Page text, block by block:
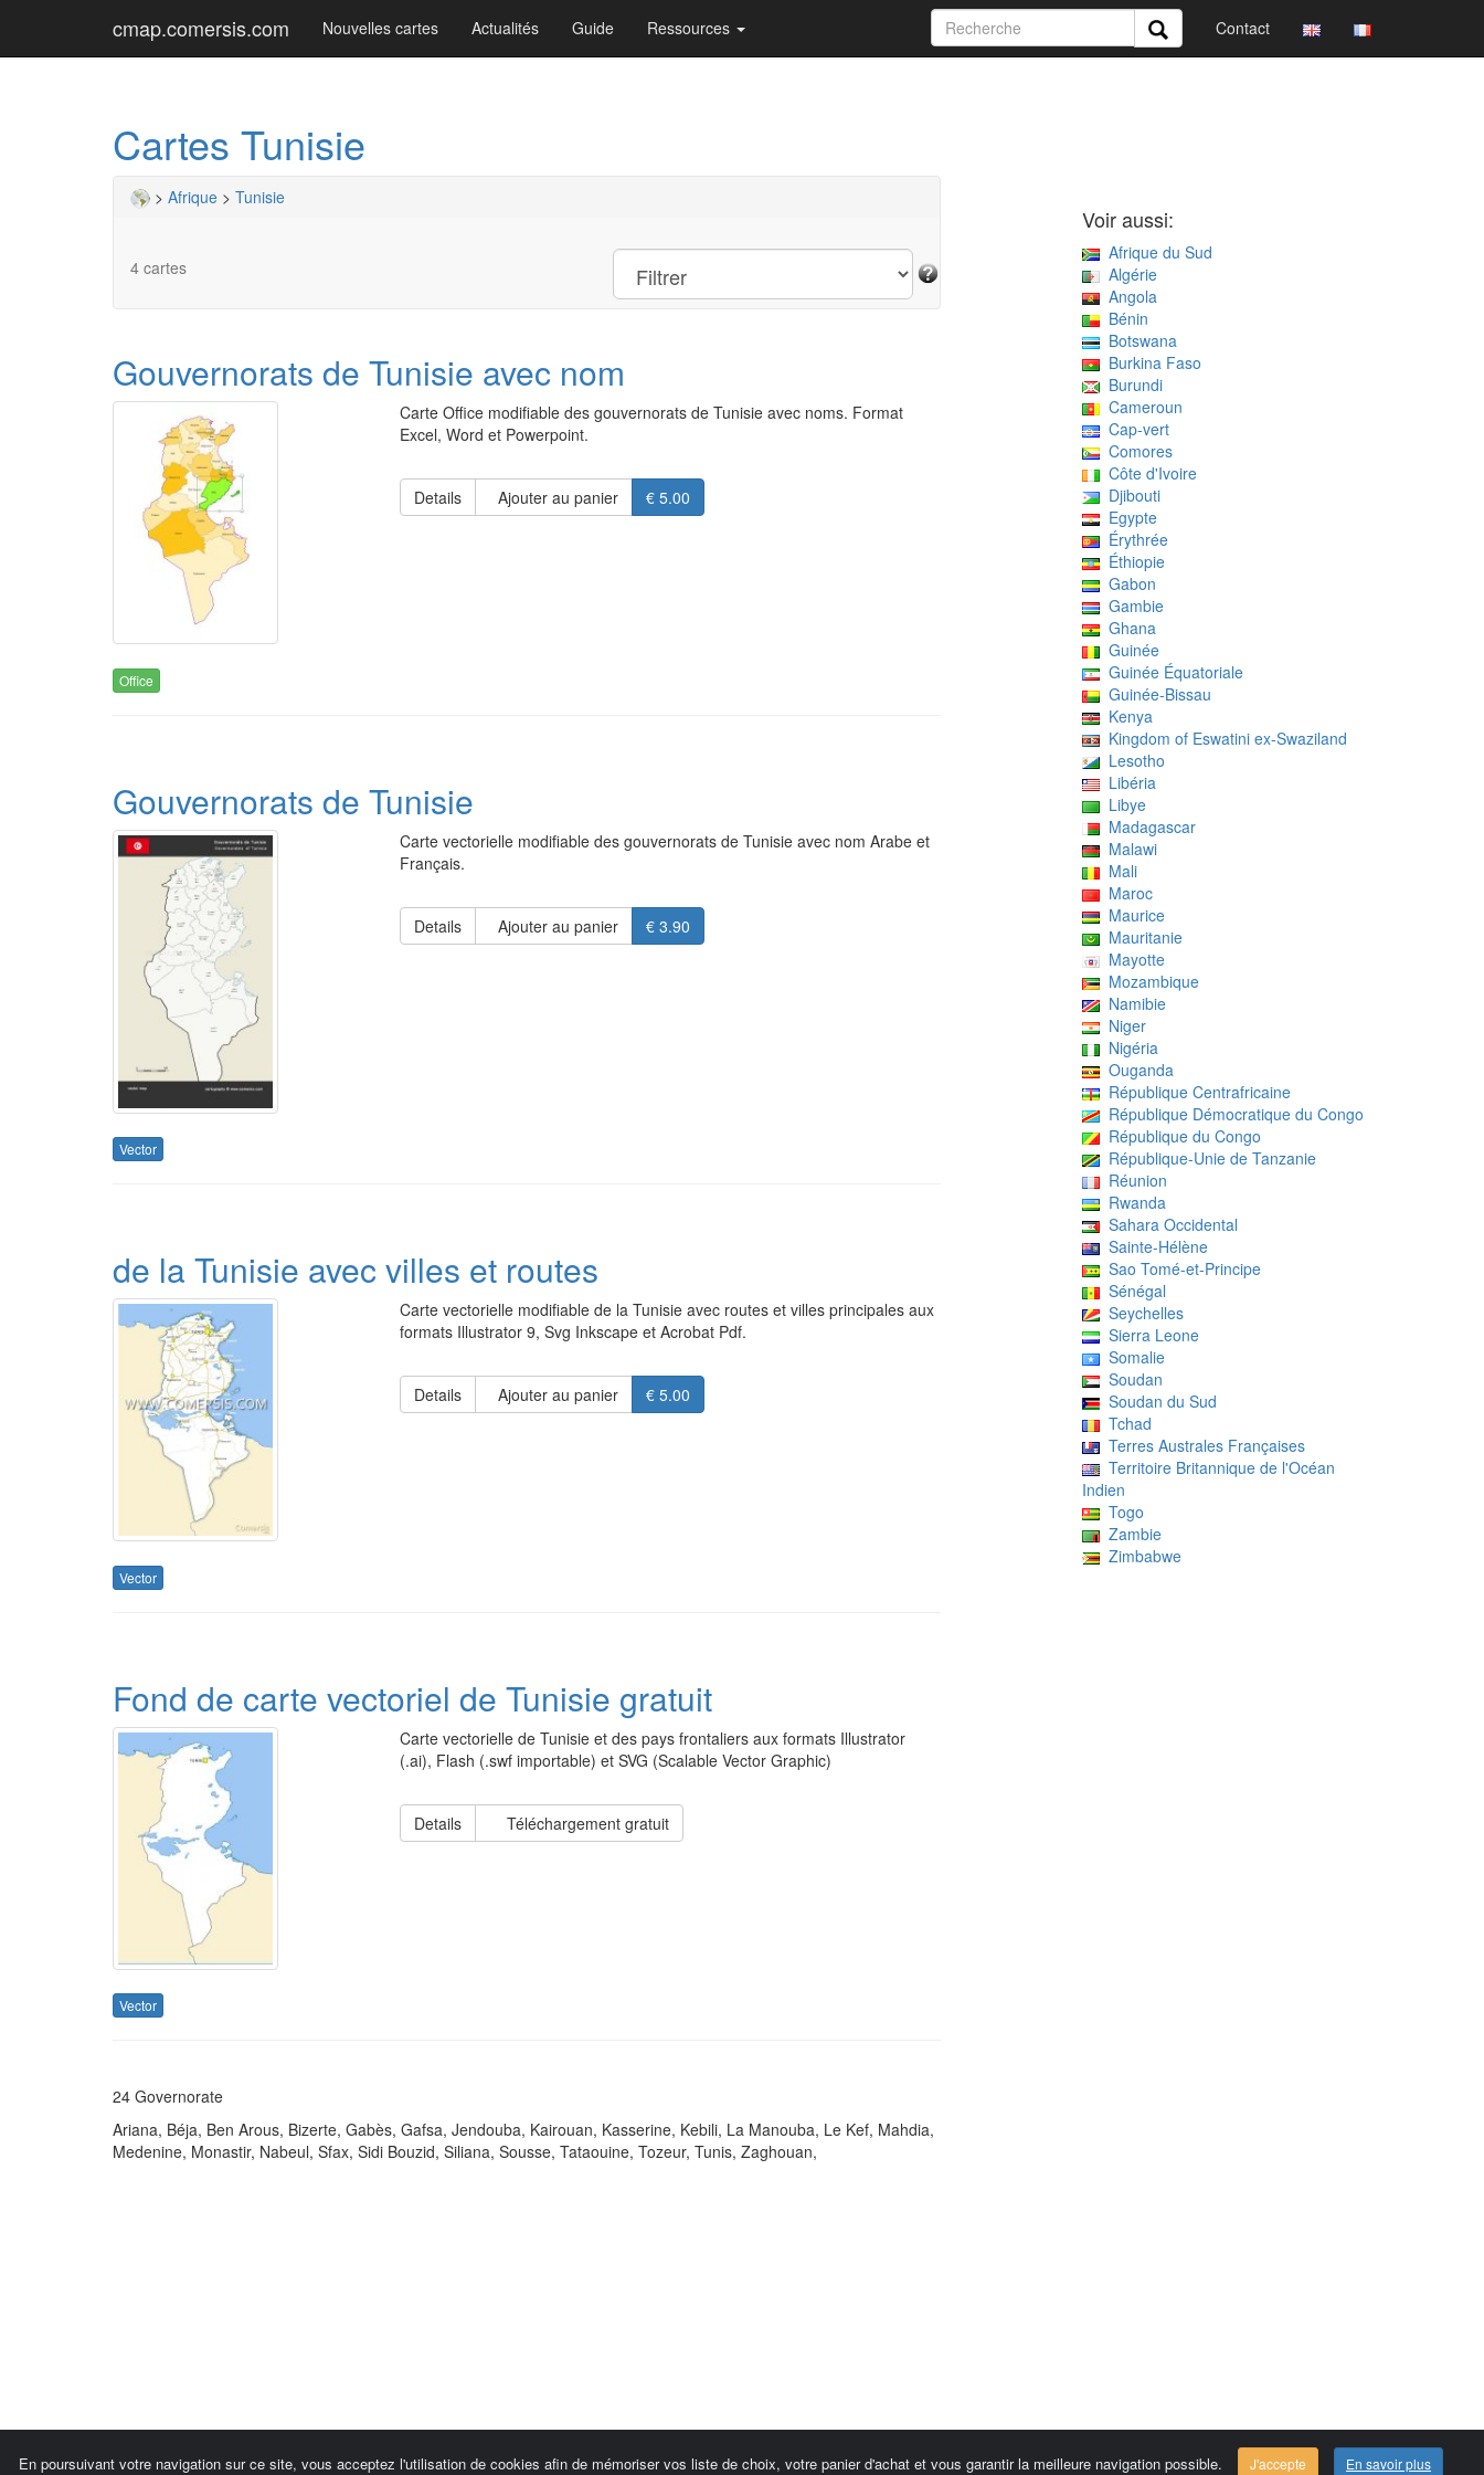
cmap.comersis.com Nouvelles cartes Actualités Guide Ressources Contact
Cartes Tunisie
> Afrique > Tunisie
4 cartes
Gouvernorats de Tunisie avec nom
Office
Carte Office modifiable des gouvernorats de Tunisie avec noms. Format
Excel, Word et Powerpoint.
Details Ajouter au panier € 5.00
Gouvernorats de Tunisie
Vector
Carte vectorielle modifiable des gouvernorats de Tunisie avec nom Arabe et
Français.
Details Ajouter au panier € 3.90
de la Tunisie avec villes et routes
Vector
Carte vectorielle modifiable de la Tunisie avec routes et villes principales aux
formats Illustrator 9, Svg Inkscape et Acrobat Pdf.
Details Ajouter au panier € 5.00
Fond de carte vectoriel de Tunisie gratuit
Vector
Carte vectorielle de Tunisie et des pays frontaliers aux formats Illustrator
(.ai), Flash (.swf importable) et SVG (Scalable Vector Graphic)
Details Téléchargement gratuit
24 Governorate
Ariana, Béja, Ben Arous, Bizerte, Gabès, Gafsa, Jendouba, Kairouan, Kasserine, Kebili, La Manouba, Le Kef, Mahdia,
Medenine, Monastir, Nabeul, Sfax, Sidi Bouzid, Siliana, Sousse, Tataouine, Tozeur, Tunis, Zaghouan,
Voir aussi:
Afrique du Sud
Algérie
Angola
Bénin
Botswana
Burkina Faso
Burundi
Cameroun
Cap-vert
Comores
Côte d'Ivoire
Djibouti
Egypte
Érythrée
Éthiopie
Gabon
Gambie
Ghana
Guinée
Guinée Équatoriale
Guinée-Bissau
Kenya
Kingdom of Eswatini ex-Swaziland
Lesotho
Libéria
Libye
Madagascar
Malawi
Mali
Maroc
Maurice
Mauritanie
Mayotte
Mozambique
Namibie
Niger
Nigéria
Ouganda
République Centrafricaine
République Démocratique du Congo
République du Congo
République-Unie de Tanzanie
Réunion
Rwanda
Sahara Occidental
Sainte-Hélène
Sao Tomé-et-Principe
Sénégal
Seychelles
Sierra Leone
Somalie
Soudan
Soudan du Sud
Tchad
Terres Australes Françaises
Territoire Britannique de l'Océan
Indien
Togo
Zambie
Zimbabwe
En poursuivant votre navigation sur ce site, vous acceptez l'utilisation de cookies afin de mémoriser vos liste de choix, votre panier d'achat et vous garantir la meilleure navigation possible. J'accepte En savoir plus